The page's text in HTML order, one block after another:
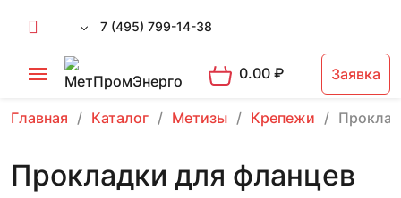
7 (495) 799-14-38
0.00₽ Заявка
Главная Каталог Метизы Крепежи
Прокладки для фланцев